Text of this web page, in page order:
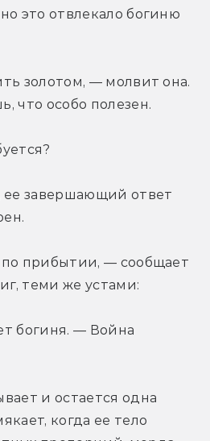
это отвлекало богиню
золотом, — молвит она.
что особо полезен.
ее завершающий ответ
прибытии, — сообщает
теми же устами:
богиня. — Война
и остается одна
когда ее тело